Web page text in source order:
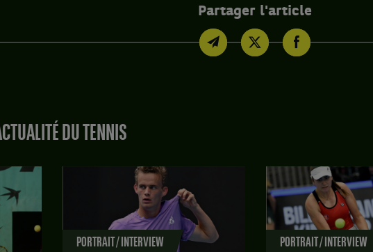
Partager l'article
DU TENNIS
PORTRAIT / INTERVIEW PORTRAIT / INTERVIEW